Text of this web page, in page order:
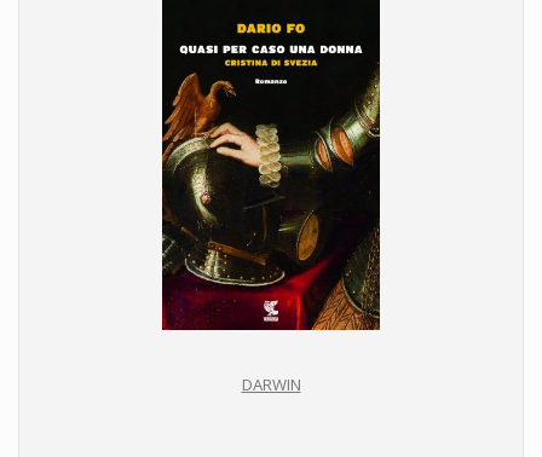
DARWIN